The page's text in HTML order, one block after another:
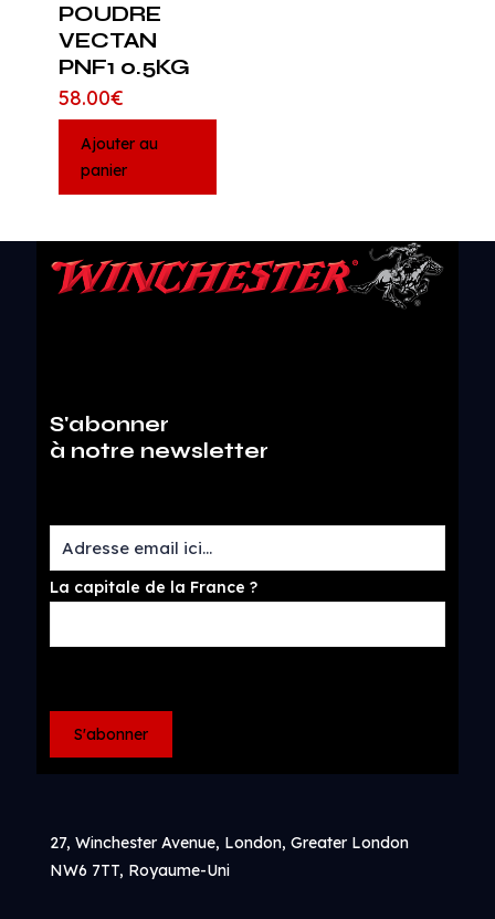
POUDRE
VECTAN
PNF1 0.5KG
58.00€
Ajouter au
panier
S'abonner
à notre newsletter
La capitale de la France ?
27, Winchester Avenue, London, Greater London
NW6 7TT, Royaume-Uni